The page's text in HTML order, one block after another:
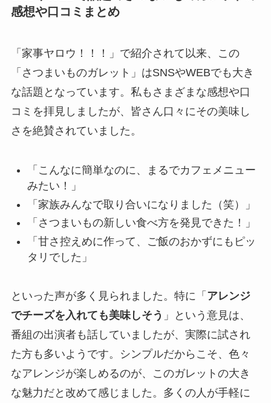
感想や口コミまとめ
「家事ヤロウ！！！」で紹介されて以来、この
「さつまいものガレット」はSNSやWEBでも大き
な話題となっています。私もさまざまな感想や口
コミを拝見しましたが、皆さん口々にその美味し
さを絶賛されていました。
「こんなに簡単なのに、まるでカフェメニュー
みたい！」
「家族みんなで取り合いになりました（笑）」
「さつまいもの新しい食べ方を発見できた！」
「甘さ控えめに作って、ご飯のおかずにもピッ
タリでした」
といった声が多く見られました。特に「 アレンジ
でチーズを入れても美味しそう 」という意見は、
番組の出演者も話していましたが、実際に試され
た方も多いようです。シンプルだからこそ、色々
なアレンジが楽しめるのが、このガレットの大き
な魅力だと改めて感じました。多くの人が手軽に